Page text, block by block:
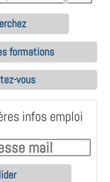
formations
vous
infos emploi